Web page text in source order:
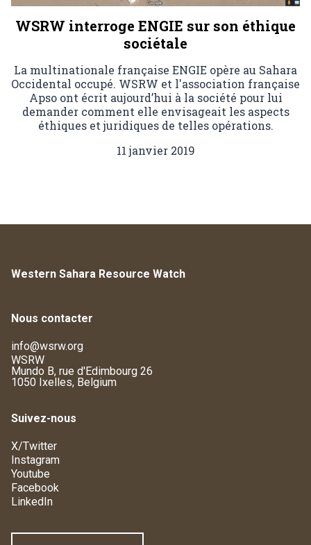
WSRW interroge ENGIE sur son éthique
sociétale
La multinationale française ENGIE opère au Sahara
Occidental occupé. WSRW et l'association française
Apso ont écrit aujourd’hui à la société pour lui
demander comment elle envisageait les aspects
éthiques et juridiques de telles opérations.
11 janvier 2019
Western Sahara Resource Watch
Nous contacter
info@wsrw.org
WSRW
Mundo B, rue d'Edimbourg 26
1050 Ixelles, Belgium
Suivez-nous
X/Twitter
Instagram
Youtube
Facebook
LinkedIn